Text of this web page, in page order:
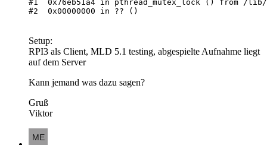
#2  0x00000000 in ?? ()
Setup:
RPI3 als Client, MLD 5.1 testing, abgespielte Aufnahme liegt
auf dem Server
Kann jemand was dazu sagen?
Gruß
Viktor